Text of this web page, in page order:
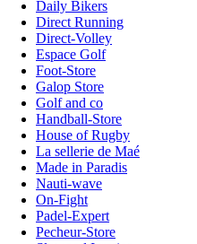
Daily Bikers
Direct Running
Direct-Volley
Espace Golf
Foot-Store
Galop Store
Golf and co
Handball-Store
House of Rugby
La sellerie de Maé
Made in Paradis
Nauti-wave
On-Fight
Padel-Expert
Pecheur-Store